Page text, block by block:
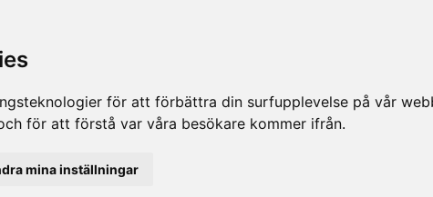
för att förbättra din surfupplevelse på vår
för att förstå var våra besökare kommer ifrån.
mina inställningar